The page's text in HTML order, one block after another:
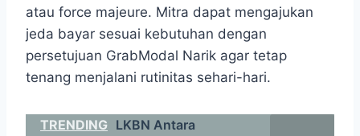
atau force majeure. Mitra dapat mengajukan
jeda bayar sesuai kebutuhan dengan
persetujuan GrabModal Narik agar tetap
tenang menjalani rutinitas sehari-hari.
TRENDING LKBN Antara